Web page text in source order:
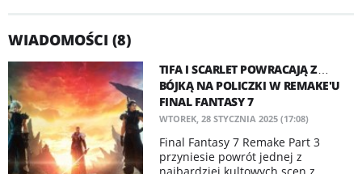
WIADOMOŚCI (8)
TIFA I SCARLET POWRACAJĄ Z…
BÓJKĄ NA POLICZKI W REMAKE'U
FINAL FANTASY 7
WTOREK, 28 STYCZNIA 2025 (17:08)
Final Fantasy 7 Remake Part 3
przyniesie powrót jednej z